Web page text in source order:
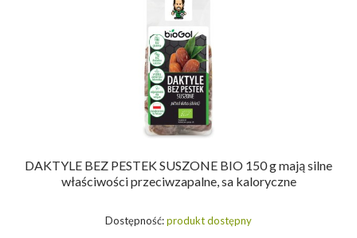
DAKTYLE BEZ PESTEK SUSZONE BIO 150 g mają silne
właściwości przeciwzapalne, sa kaloryczne
Dostępność:produkt dostępny